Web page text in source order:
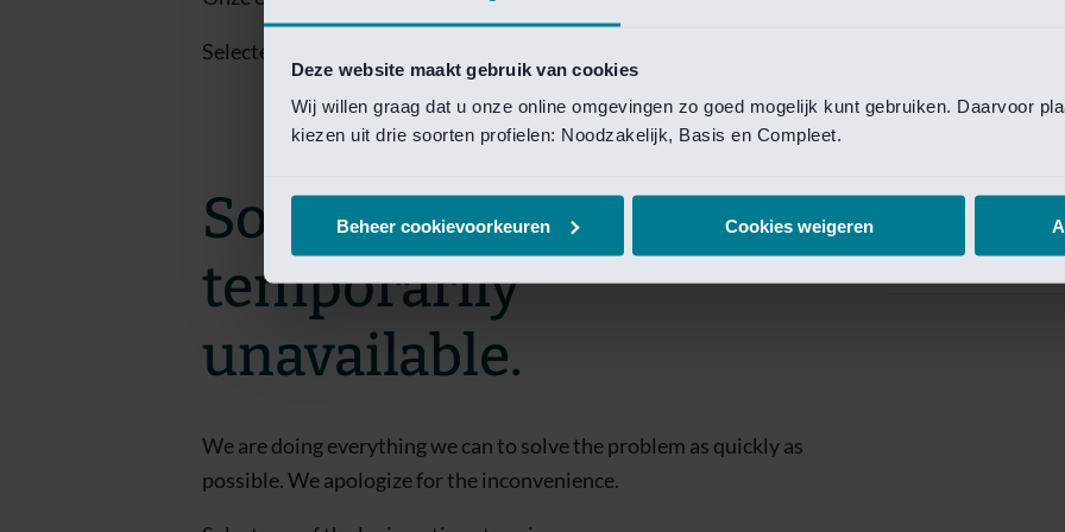
Deze website maakt gebruik van cookies
Wij willen graag dat u onze online omgevingen zo goed mogelijk kunt gebruiken. Daarvoor
kiezen uit drie soorten profielen: Noodzakelijk, Basis en Compleet.
Beheer cookievoorkeuren Cookies weigeren
Van Lanschot
Selecteer een van de login opties om toegang te krijgen.
Sorry! This page is
temporarily
unavailable.
We are doing everything we can to solve the problem as quickly as
possible. We apologize for the inconvenience.